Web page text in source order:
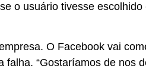
o usuário tivesse
O Facebook vai
“Gostaríamos de nos